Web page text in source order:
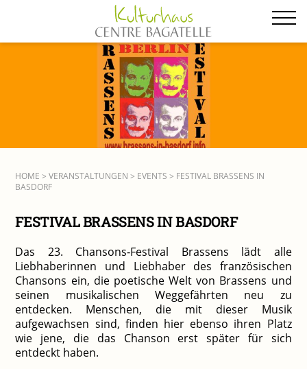
HOME >VERANSTALTUNGEN > EVENTS > FESTIVAL BRASSENS IN
BASDORF
FESTIVAL BRASSENS IN BASDORF
Das 23. Chansons‑Festival Brassens lädt alle
Liebhaberinnen und Liebhaber des französischen
Chansons ein, die poetische Welt von Brassens und
seinen musikalischen Weggefährten neu zu
entdecken. Menschen, die mit dieser Musik
aufgewachsen sind, finden hier ebenso ihren Platz
wie jene, die das Chanson erst später für sich
entdeckt haben.